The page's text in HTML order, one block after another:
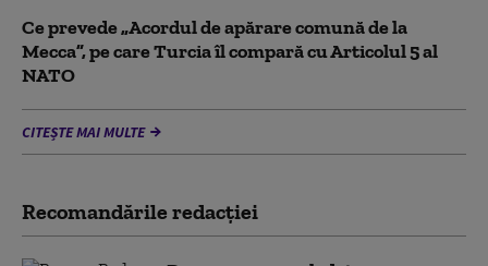
Ce prevede „Acordul de apărare comună de la
Mecca”, pe care Turcia îl compară cu Articolul 5 al
NATO
CITEȘTE MAI MULTE
Recomandările redacţiei